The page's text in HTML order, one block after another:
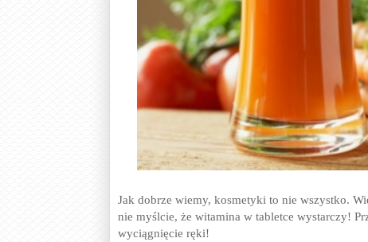
Jak dobrze wiemy, kosmetyki to nie wszystko.
nie myślcie, że witamina w tabletce wystarczy!
wyciągnięcie ręki!